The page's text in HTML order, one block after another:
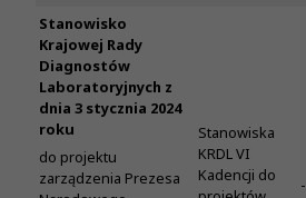
Stanowisko
Krajowej Rady
Diagnostów
Laboratoryjnych z
dnia 3 stycznia 2024
roku
do projektu
zarządzenia Prezesa
Stanowiska
KRDL VI
Kadencji do
-